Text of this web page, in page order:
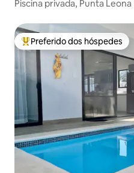
Piscina privada, Punta Leona
Entre os melhores
Preferido dos hóspedes